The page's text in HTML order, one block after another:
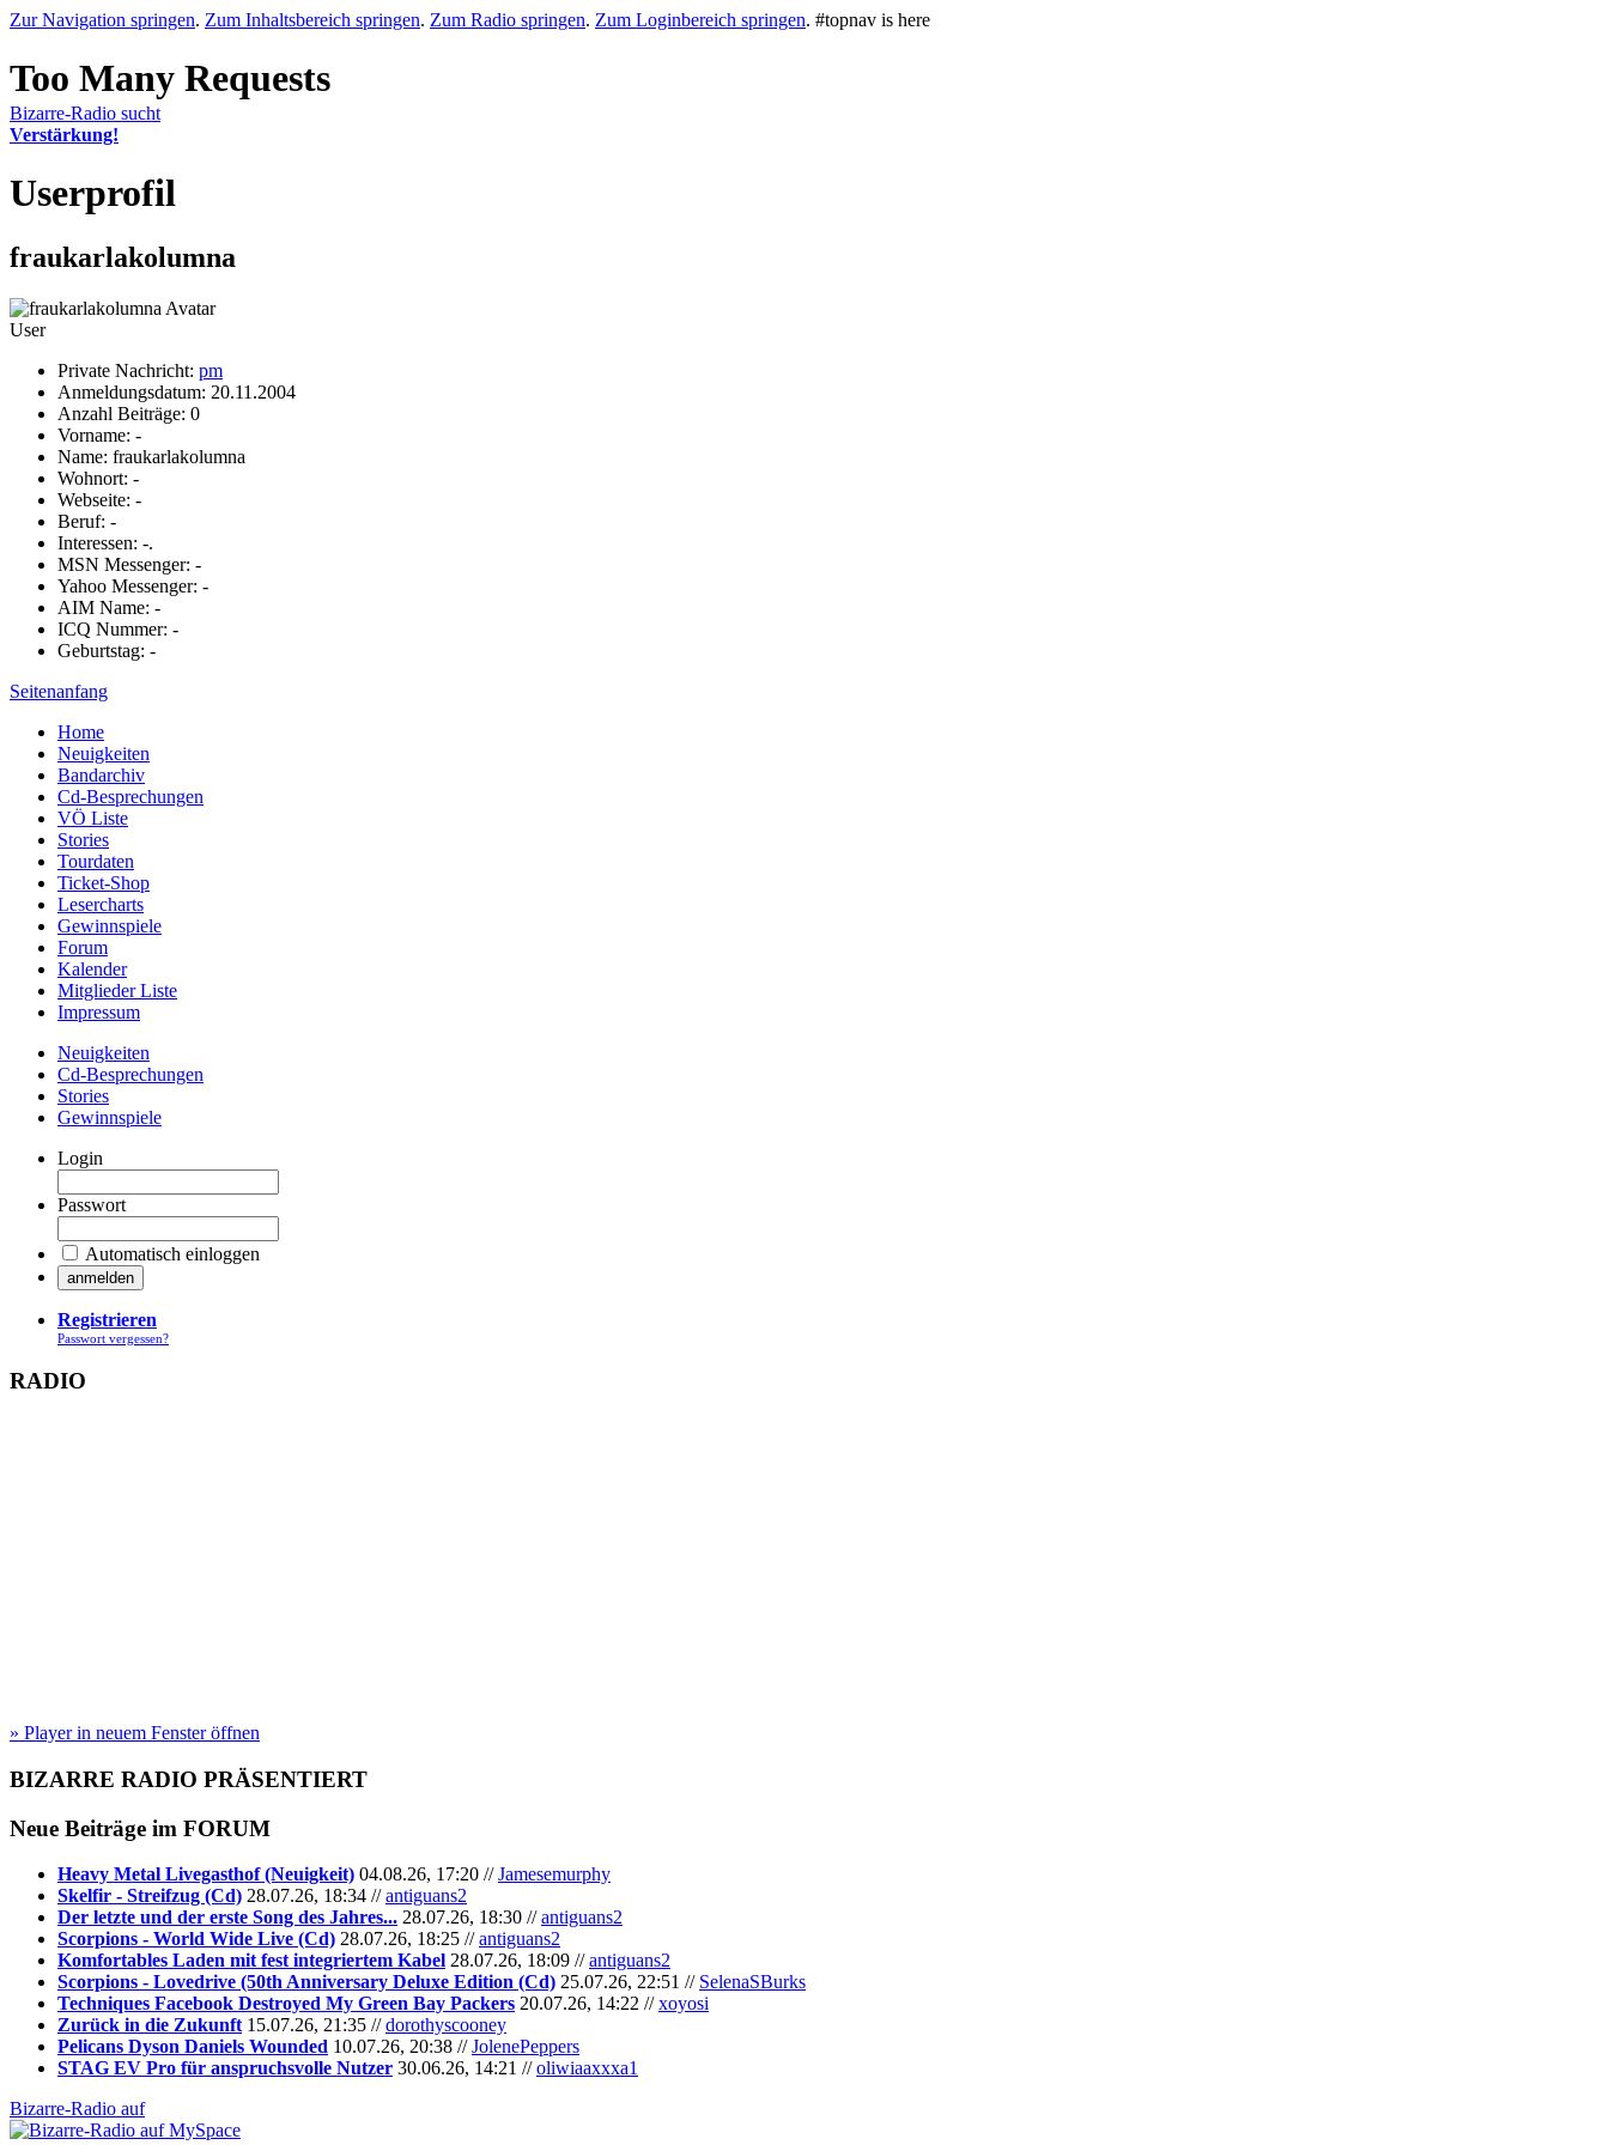
Zur Navigation springen. Zum Inhaltsbereich springen. Zum Radio springen. Zum Loginbereich springen. #topnav is here
Bizarre-Radio sucht
Verstärkung!
Userprofil
fraukarlakolumna
User
Private Nachricht: pm
Anmeldungsdatum: 20.11.2004
Anzahl Beiträge: 0
Vorname: -
Name: fraukarlakolumna
Wohnort: -
Webseite: -
Beruf: -
Interessen: -.
MSN Messenger: -
Yahoo Messenger: -
AIM Name: -
ICQ Nummer: -
Geburtstag: -
Seitenanfang
Home
Neuigkeiten
Bandarchiv
Cd-Besprechungen
VÖ Liste
Stories
Tourdaten
Ticket-Shop
Lesercharts
Gewinnspiele
Forum
Kalender
Mitglieder Liste
Impressum
Neuigkeiten
Cd-Besprechungen
Stories
Gewinnspiele
Login
Passwort
Automatisch einloggen
Registrieren
Passwort vergessen?
RADIO
» Player in neuem Fenster öffnen
BIZARRE RADIO PRÄSENTIERT
Neue Beiträge im FORUM
Heavy Metal Livegasthof (Neuigkeit) 04.08.26, 17:20 //Jamesemurphy
Skelfir - Streifzug (Cd) 28.07.26, 18:34 //antiguans2
Der letzte und der erste Song des Jahres... 28.07.26, 18:30 //antiguans2
Scorpions - World Wide Live (Cd) 28.07.26, 18:25 //antiguans2
Komfortables Laden mit fest integriertem Kabel 28.07.26, 18:09 //antiguans2
Scorpions - Lovedrive (50th Anniversary Deluxe Edition (Cd) 25.07.26, 22:51 // SelenaSBurks
Techniques Facebook Destroyed My Green Bay Packers 20.07.26, 14:22 //xoyosi
Zurück in die Zukunft 15.07.26, 21:35 //dorothyscooney
Pelicans Dyson Daniels Wounded 10.07.26, 20:38 //JolenePeppers
STAG EV Pro für anspruchsvolle Nutzer 30.06.26, 14:21 //oliwiaaxxxa1
Bizarre-Radio auf